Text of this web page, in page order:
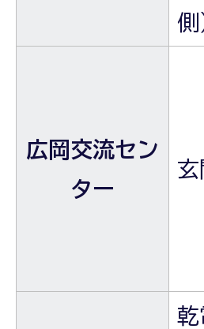
側
広岡交流セン
ター
玄
乾